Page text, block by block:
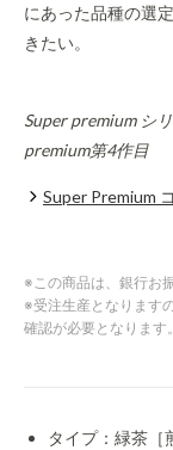
にあった品種の選
きたい。
Super premium シ
premium第4作目
Super Premium
※この商品は、銀行お
※受注生産となります
確認が必要となります。
タイプ：緑茶